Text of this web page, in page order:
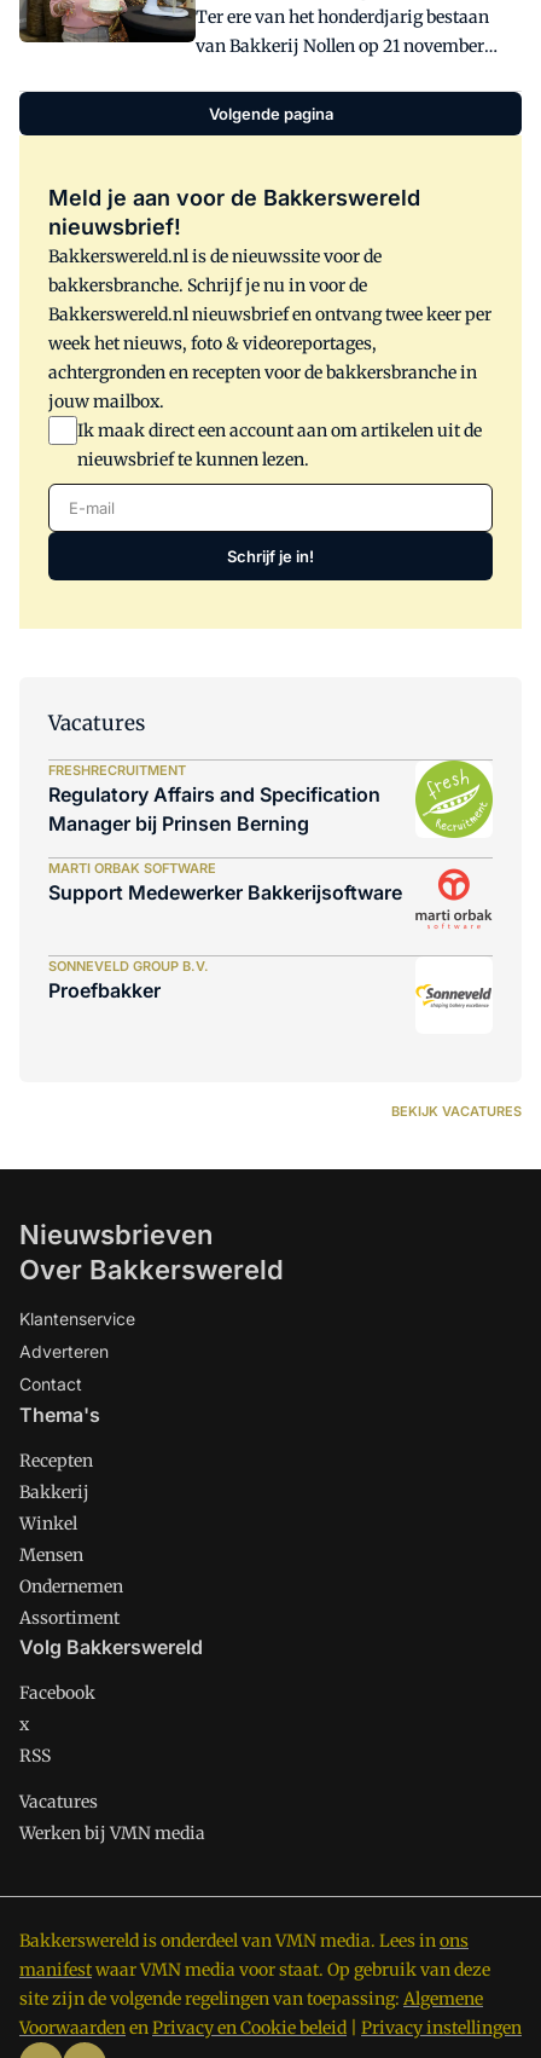
de winnaars per provincie gepubliceerd.
Ter ere van het honderdjarig bestaan
van Bakkerij Nollen op 21 november
getalenteerde hobbybakkers dit jaar de
unieke kans om de jubileumtaart van
ontwikkelen. Zaterdag tijdens de finale
bakken maar!' won Heidi met haar rijke
variant op een carrotcake met banaan en
ananas.
Volgende pagina
Meld je aan voor de Bakkerswereld
nieuwsbrief!
Bakkerswereld.nl is de nieuwssite voor de
bakkersbranche. Schrijf je nu in voor de
Bakkerswereld.nl nieuwsbrief en ontvang twee keer per
week het nieuws, foto & videoreportages,
achtergronden en recepten voor de bakkersbranche in
jouw mailbox.
Ik maak direct een account aan om artikelen uit de
nieuwsbrief te kunnen lezen.
E-mail
Schrijf je in!
Vacatures
FRESHRECRUITMENT
Regulatory Affairs and Specification
Manager bij Prinsen Berning
MARTI ORBAK SOFTWARE
Support Medewerker Bakkerijsoftware
SONNEVELD GROUP B.V.
Proefbakker
BEKIJK VACATURES
Nieuwsbrieven
Over Bakkerswereld
Klantenservice
Adverteren
Contact
Thema's
Recepten
Bakkerij
Winkel
Mensen
Ondernemen
Assortiment
Volg Bakkerswereld
Facebook
x
RSS
Vacatures
Werken bij VMN media
Bakkerswereld is onderdeel van VMN media. Lees inons
manifestwaar VMN media voor staat. Op gebruik van deze
site zijn de volgende regelingen van toepassing: Algemene
VoorwaardenenPrivacy en Cookie beleid Privacy instellingen